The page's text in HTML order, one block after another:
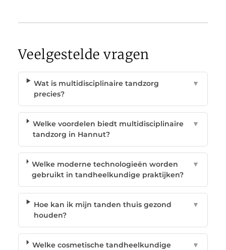
Veelgestelde vragen
Wat is multidisciplinaire tandzorg
precies?
▼
Welke voordelen biedt multidisciplinaire
tandzorg in Hannut?
▼
Welke moderne technologieën worden
gebruikt in tandheelkundige praktijken?
▼
Hoe kan ik mijn tanden thuis gezond
houden?
▼
Welke cosmetische tandheelkundige
▼